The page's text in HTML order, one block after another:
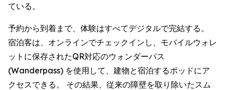
ている。
予約から到着まで、体験はすべてデジタルで完結する。
宿泊客は、オンラインでチェックインし、モバイルウォレ
ットに保存されたQR対応のウォンダーパス
(Wanderpass) を使用して、建物と宿泊するポッドにア
クセスできる。 その結果、従来の障壁を取り除いたスム